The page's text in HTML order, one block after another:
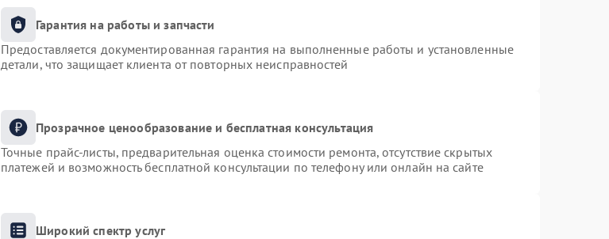
Гарантия на работы и запчасти
Предоставляется документированная гарантия на выполненные работы и установленные
детали, что защищает клиента от повторных неисправностей
Прозрачное ценообразование и бесплатная консультация
Точные прайс-листы, предварительная оценка стоимости ремонта, отсутствие скрытых
платежей и возможность бесплатной консультации по телефону или онлайн на сайте
Широкий спектр услуг